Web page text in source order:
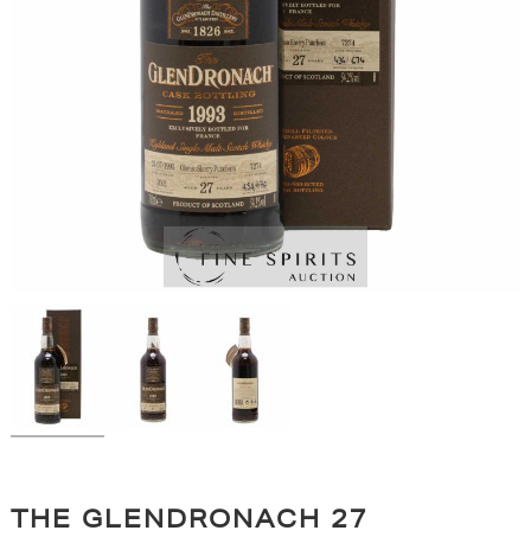
THE GLENDRONACH 27